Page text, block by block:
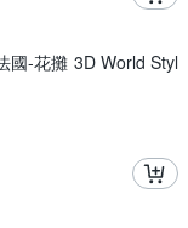
國-花攤 3D World Styl